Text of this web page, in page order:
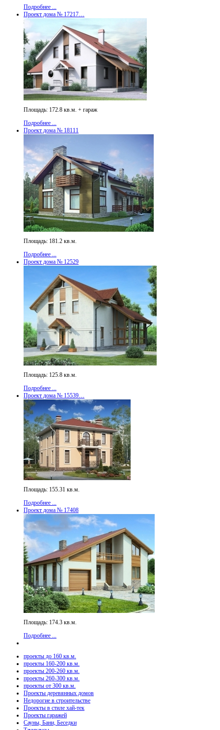
Подробнее ...
Проект дома № 17217…
Площадь: 172.8 кв.м. + гараж
Подробнее ...
Проект дома № 18111
Площадь: 181.2 кв.м.
Подробнее ...
Проект дома № 12529
Площадь: 125.8 кв.м.
Подробнее ...
Проект дома № 15539…
Площадь: 155.31 кв.м.
Подробнее ...
Проект дома № 17408
Площадь: 174.3 кв.м.
Подробнее ...
проекты до 160 кв.м.
проекты 160-200 кв.м.
проекты 200-260 кв.м.
проекты 260-300 кв.м.
проекты от 300 кв.м.
Проекты деревянных домов
Недорогие в строительстве
Проекты в стиле хай-тек
Проекты гаражей
Сауны, Бани, Беседки